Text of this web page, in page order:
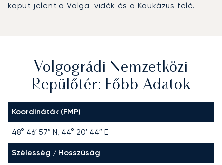
kaput jelent a Volga-vidék és a Kaukázus felé.
Volgográdi Nemzetközi
Repülőtér: Főbb Adatok
Koordináták (FMP)
48° 46′ 57″ N, 44° 20′ 44″ E
Szélesség / Hosszúság